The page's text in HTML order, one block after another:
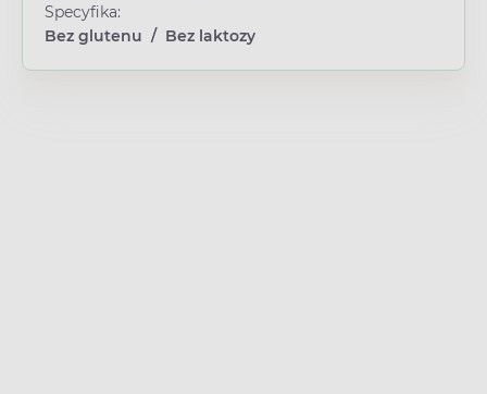
Specyfika:
Bez glutenu / Bez laktozy